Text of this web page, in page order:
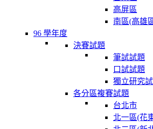
高屏區
南區(高雄
96 學年度
決賽試題
筆試試題
口試試題
獨立研究
各分區複賽試題
台北市
北一區(花